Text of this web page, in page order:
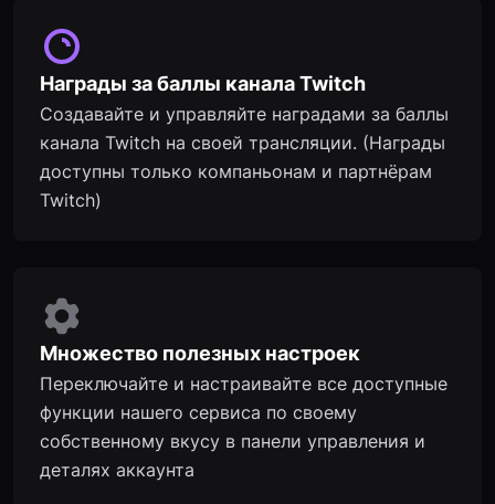
Награды за баллы канала Twitch
Создавайте и управляйте наградами за баллы
канала Twitch на своей трансляции. (Награды
доступны только компаньонам и партнёрам
Twitch)
Множество полезных настроек
Переключайте и настраивайте все доступные
функции нашего сервиса по своему
собственному вкусу в панели управления и
деталях аккаунта